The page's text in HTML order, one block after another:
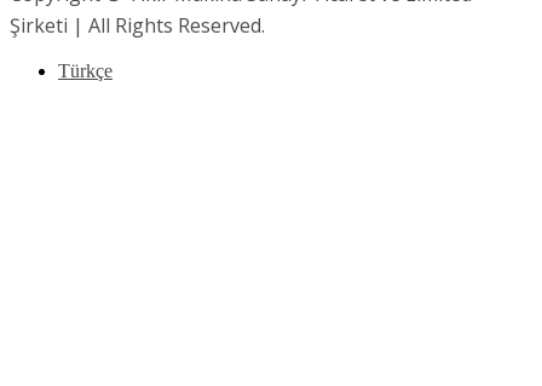
Şirketi | All Rights Reserved.
Türkçe